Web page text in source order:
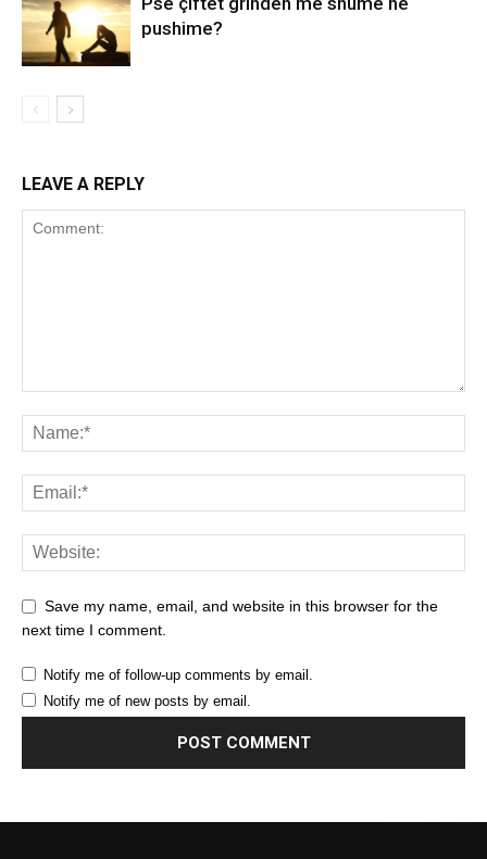
pushime?
LEAVE A REPLY
Save my name, email, and website in this browser for the
next time I comment.
Notify me of follow-up comments by email.
Notify me of new posts by email.